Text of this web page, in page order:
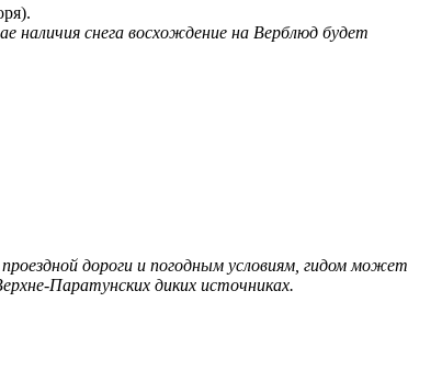
снега восхождение на Верблюд будет
дороги и погодным условиям, гидом может
Паратунских диких источниках.